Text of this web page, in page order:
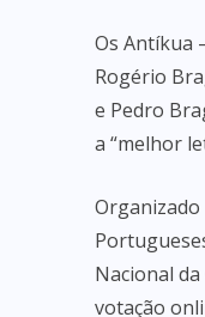
Os Antíkua
Rogério
e Pedro
a “melhor
Organizado
Nacional
votação